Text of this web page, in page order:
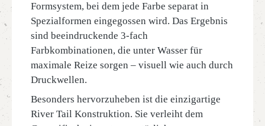
Formsystem, bei dem jede Farbe separat in
Spezialformen eingegossen wird. Das Ergebnis
sind beeindruckende 3-fach
Farbkombinationen, die unter Wasser für
maximale Reize sorgen – visuell wie auch durch
Druckwellen.
Besonders hervorzuheben ist die einzigartige
River Tail Konstruktion. Sie verleiht dem